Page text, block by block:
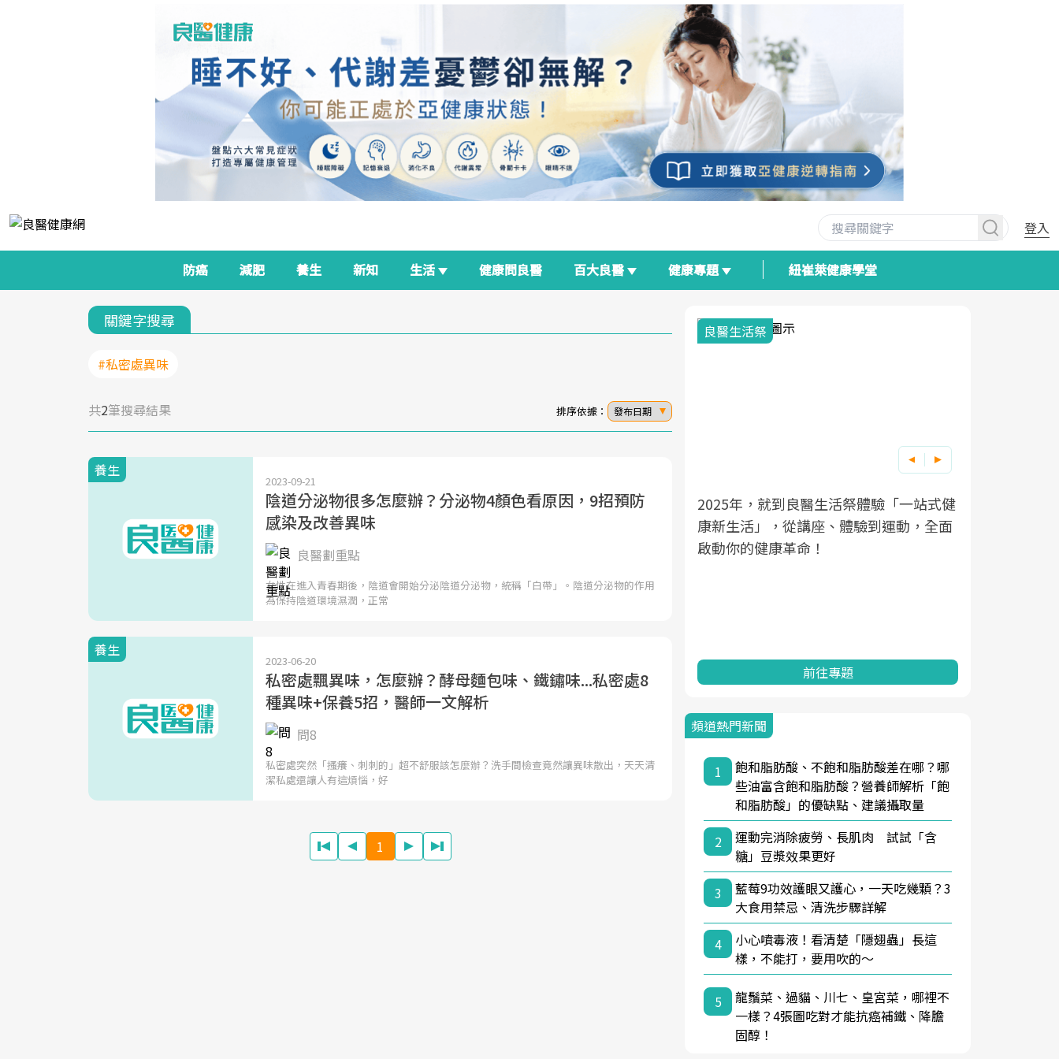
登入
防癌 減肥 養生 新知 生活 健康問良醫 百大良醫 健康專題 紐崔萊健康學堂
關鍵字搜尋
#私密處異味
共2筆搜尋結果 排序依據： 發布日期
養生
2023-09-21
陰道分泌物很多怎麼辦？分泌物4顏色看原因，9招預防
感染及改善異味
良醫劃重點
女性在進入青春期後，陰道會開始分泌陰道分泌物，統稱「白帶」。陰道分泌物的作用
為保持陰道環境濕潤，正常
養生
2023-06-20
私密處飄異味，怎麼辦？酵母麵包味、鐵鏽味...私密處8
種異味+保養5招，醫師一文解析
問8
私密處突然「搔癢、刺刺的」超不舒服該怎麼辦？洗手間檢查竟然讓異味散出，天天清
潔私處還讓人有這煩惱，好
1
面對超高齡社會的浪潮，台灣正在快速邁
心議題。然而，健檢不只是醫療院所的服
前往專題
良醫生活祭
2025年，就到良醫生活祭體驗「一站式健
康新生活」，從講座、體驗到運動，全面
啟動你的健康革命！
前往專題
良醫健康網從「
透過醫學觀點與
頻道熱門新聞
1
飽和脂肪酸、不飽和脂肪酸差在哪？哪
些油富含飽和脂肪酸？營養師解析「飽
和脂肪酸」的優缺點、建議攝取量
2
運動完消除疲勞、長肌肉 試試「含
糖」豆漿效果更好
3
藍莓9功效護眼又護心，一天吃幾顆？3
大食用禁忌、清洗步驟詳解
4
小心噴毒液！看清楚「隱翅蟲」長這
樣，不能打，要用吹的～
5
龍鬚菜、過貓、川七、皇宮菜，哪裡不
一樣？4張圖吃對才能抗癌補鐵、降膽
固醇！